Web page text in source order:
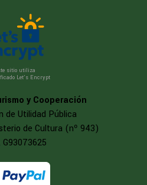
sitio utiliza
Let’s Encrypt
y Cooperación
de Utilidad Pública
de Cultura (nº 943)
G93073625